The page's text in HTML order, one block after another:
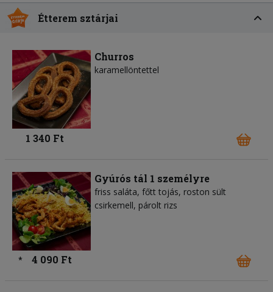
Étterem sztárjai
Churros
karamellöntettel
1 340 Ft
Gyúrós tál 1 személyre
friss saláta, főtt tojás, roston sült
csirkemell, párolt rizs
* 4 090 Ft